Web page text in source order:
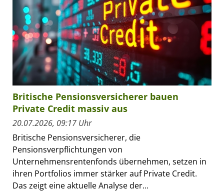
Britische Pensionsversicherer bauen
Private Credit massiv aus
20.07.2026, 09:17 Uhr
Britische Pensionsversicherer, die
Pensionsverpflichtungen von
Unternehmensrentenfonds übernehmen, setzen in
ihren Portfolios immer stärker auf Private Credit.
Das zeigt eine aktuelle Analyse der...